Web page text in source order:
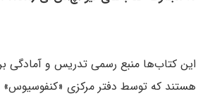
این کتاب‌ها منبع رسمی تدریس و آمادگی
هستند که توسط دفتر مرکزی «کنفوسیوس»